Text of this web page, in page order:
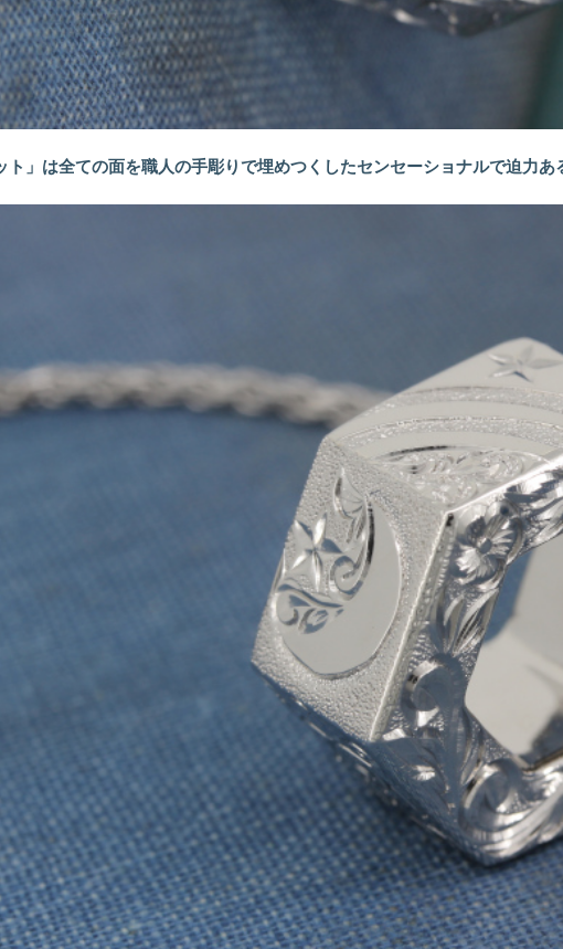
ト」は全ての面を職人の手彫りで埋めつくしたセンセーショナルで迫力あ